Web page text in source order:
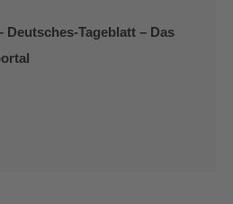
Deutsches-Tageblatt – Das